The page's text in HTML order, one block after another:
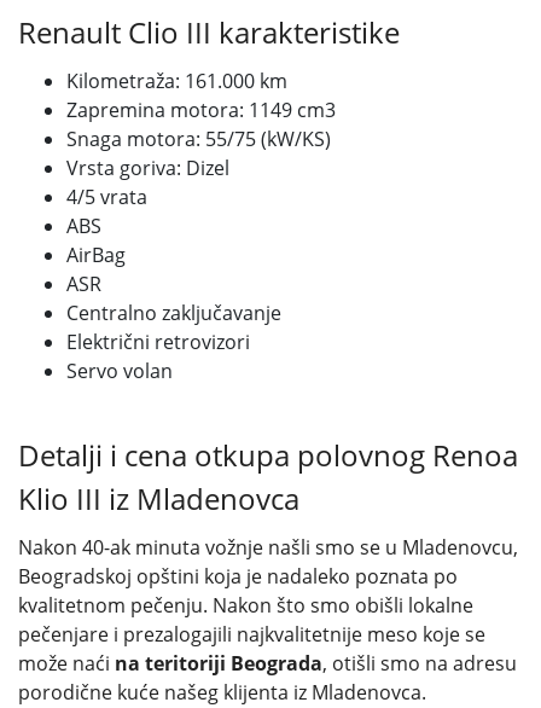
Renault Clio III karakteristike
Kilometraža: 161.000 km
Zapremina motora: 1149 cm3
Snaga motora: 55/75 (kW/KS)
Vrsta goriva: Dizel
4/5 vrata
ABS
AirBag
ASR
Centralno zaključavanje
Električni retrovizori
Servo volan
Detalji i cena otkupa polovnog Renoa
Klio III iz Mladenovca
Nakon 40-ak minuta vožnje našli smo se u Mladenovcu,
Beogradskoj opštini koja je nadaleko poznata po
kvalitetnom pečenju. Nakon što smo obišli lokalne
pečenjare i prezalogajili najkvalitetnije meso koje se
može naći na teritoriji Beograda, otišli smo na adresu
porodične kuće našeg klijenta iz Mladenovca.